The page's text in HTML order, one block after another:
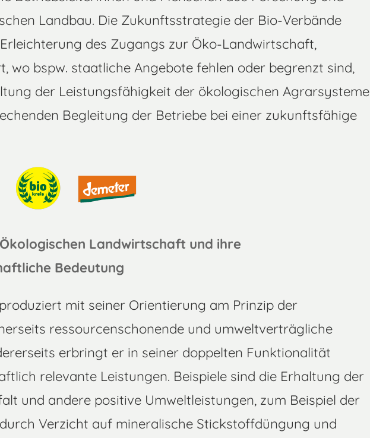
Landbau. Die Zukunftsstrategie der Bio-Verbände
des Zugangs zur Öko-Landwirtschaft,
wo bspw. staatliche Angebote fehlen oder begrenzt sind,
der Leistungsfähigkeit der ökologischen Agrarsysteme
Begleitung der Betriebe bei einer zukunftsfähige
Landwirtschaft und ihre
Bedeutung
mit seiner Orientierung am Prinzip der
ressourcenschonende und umweltverträgliche
erbringt er in seiner doppelten Funktionalität
relevante Leistungen. Beispiele sind die Erhaltung der
und andere positive Umweltleistungen, zum Beispiel der
Verzicht auf mineralische Stickstoffdüngung und